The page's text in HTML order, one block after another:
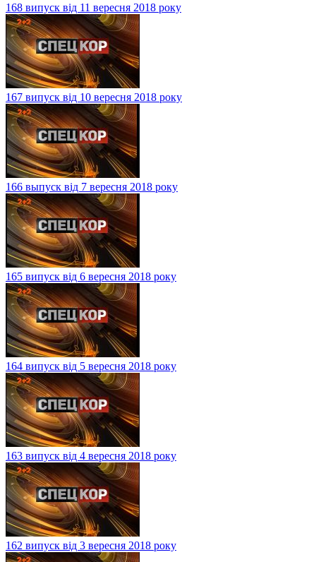
168 випуск від 11 вересня 2018 року
167 випуск від 10 вересня 2018 року
166 выпуск від 7 вересня 2018 року
165 випуск від 6 вересня 2018 року
164 випуск від 5 вересня 2018 року
163 випуск від 4 вересня 2018 року
162 випуск від 3 вересня 2018 року